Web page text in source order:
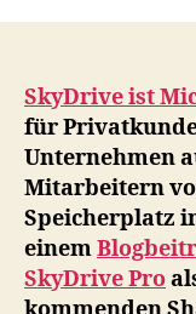
SkyDrive ist
für
Unternehmen
Mitarbeitern
Speicherplatz
einem
SkyDrive Pro